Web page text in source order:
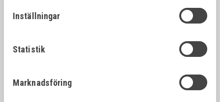
Inställningar
Statistik
Marknadsföring
26396
22x2.0